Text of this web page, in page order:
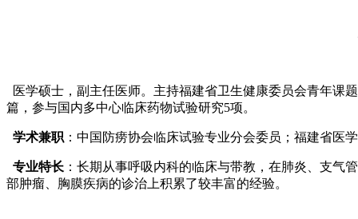
医学硕士，副主任医师。主持福建省卫生健康委员会青年课
篇，参与国内多中心临床药物试验研究5项。
学术兼职 ：中国防痨协会临床试验专业分会委员；福建省医
专业特长 ：长期从事呼吸内科的临床与带教，在肺炎、支气
部肿瘤、胸膜疾病的诊治上积累了较丰富的经验。